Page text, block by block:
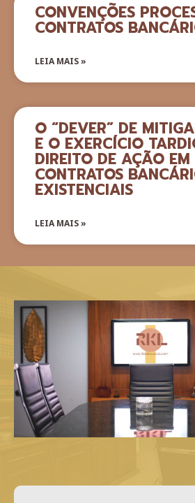
CONVENÇÕES
CONTRATOS
LEIA MAIS »
O “DEVER” DE
E O EXERCÍCIO
DIREITO DE AÇÃO EM
CONTRATOS
EXISTENCIAIS
LEIA MAIS »